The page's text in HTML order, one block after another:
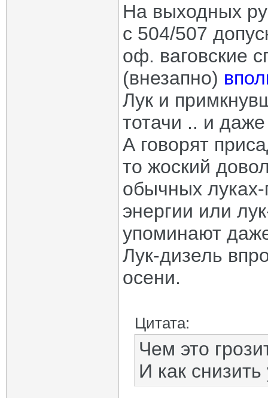
На выходных
с 504/507
оф. ваговские
(внезапно)
Лук и
тотачи .. и
А говорят
то жоский
обычных
энергии или
упоминают
Лук-дизель
осени.
Цитата:
Чем это
И как